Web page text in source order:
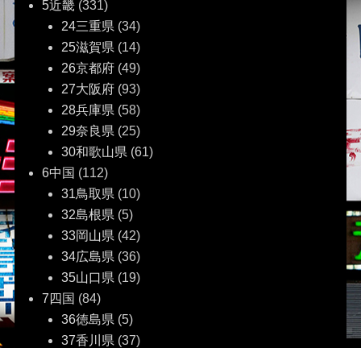
5近畿(331)
24三重県 (34)
25滋賀県 (14)
26京都府(49)
27大阪府(93)
28兵庫県 (58)
29奈良県 (25)
30和歌山県 (61)
6中国 (112)
31鳥取県 (10)
32島根県 (5)
33岡山県 (42)
34広島県 (36)
35山口県 (19)
7四国 (84)
36徳島県 (5)
37香川県 (37)